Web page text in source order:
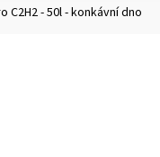
C2H2 - 50l - konkávní dno